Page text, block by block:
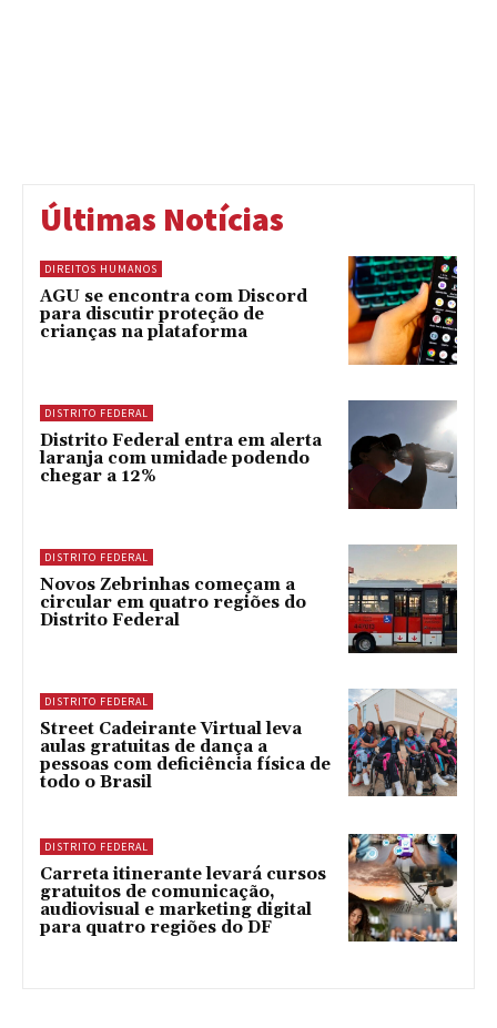
Últimas Notícias
DIREITOS HUMANOS
AGU se encontra com Discord
para discutir proteção de
crianças na plataforma
DISTRITO FEDERAL
Distrito Federal entra em alerta
laranja com umidade podendo
chegar a 12%
DISTRITO FEDERAL
Novos Zebrinhas começam a
circular em quatro regiões do
Distrito Federal
DISTRITO FEDERAL
Street Cadeirante Virtual leva
aulas gratuitas de dança a
pessoas com deficiência física de
todo o Brasil
DISTRITO FEDERAL
Carreta itinerante levará cursos
gratuitos de comunicação,
audiovisual e marketing digital
para quatro regiões do DF